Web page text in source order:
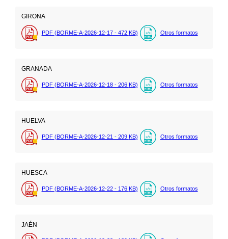
GIRONA
PDF (BORME-A-2026-12-17 - 472 KB) Otros formatos
GRANADA
PDF (BORME-A-2026-12-18 - 206 KB) Otros formatos
HUELVA
PDF (BORME-A-2026-12-21 - 209 KB) Otros formatos
HUESCA
PDF (BORME-A-2026-12-22 - 176 KB) Otros formatos
JAÉN